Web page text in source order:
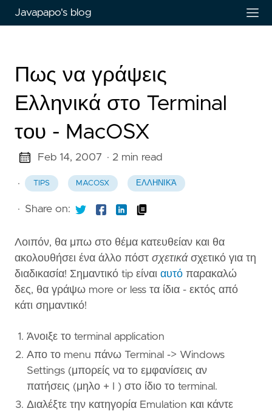
Javapapo's blog
Πως να γράψεις
Ελληνικά στο Terminal
του - MacOSX
Feb 14, 2007 · 2 min read
· TIPS MACOSX ΕΛΛΗΝΙΚΆ
· Share on:
Λοιπόν, θα μπω στο θέμα κατευθείαν και θα
ακολουθήσει ένα άλλο πόστ σχετικάσχετικό για τη
διαδικασία! Σημαντικό tip είναι αυτό παρακαλώ
δες, θα γράψω more or less τα ίδια - εκτός από
κάτι σημαντικό!
Άνοιξε το terminal application
Απο το menu πάνω Terminal -> Windows
Settings (μπορείς να το εμφανίσεις αν
πατήσεις (μηλο + I ) στο ίδιο το terminal.
Διαλέξτε την κατηγορία Emulation και κάντε